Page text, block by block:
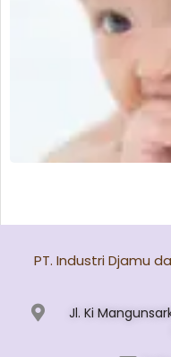
PT. Industri Djamu
Jl. Ki